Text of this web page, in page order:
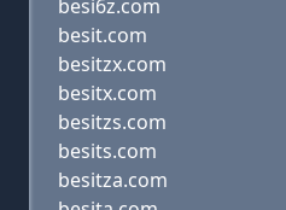
besi6z.com
besit.com
besitzx.com
besitx.com
besitzs.com
besits.com
besitza.com